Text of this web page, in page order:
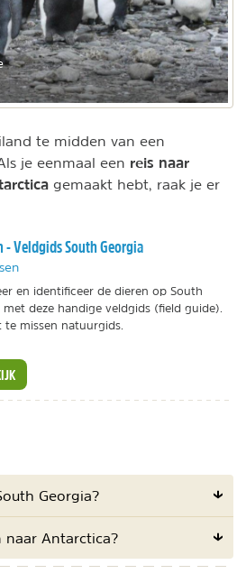
te midden van een
je eenmaal een reis naar
gemaakt hebt, raak je er
- Veldgids South Georgia
en identificeer de dieren op South
met deze handige veldgids (field guide).
te missen natuurgids.
Georgia?
naar Antarctica?